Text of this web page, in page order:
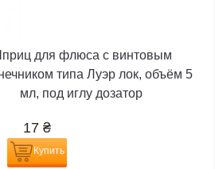
для флюса с винтовым
типа Луэр лок, объём 5
мл, под иглу дозатор
17 ₴
Купить